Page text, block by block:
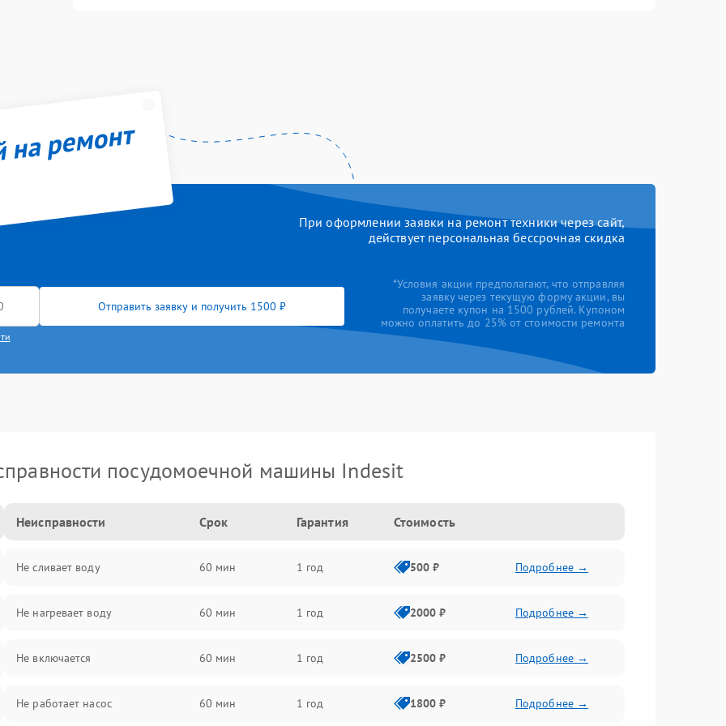
ремонт
При оформлении заявки на ремонт техники через сайт,
действует персональная бессрочная скидка
Отправить заявку и получить 1500 ₽
*Условия акции предполагают, что отправляя
заявку через текущую форму акции, вы
получаете купон на 1500 рублей. Купоном
можно оплатить до 25% от стоимости ремонта
посудомоечной машины Indesit
Неисправности Срок Гарантия Стоимость
Не сливает воду 60 мин 1 год 500 ₽ Подробнее →
Не нагревает воду 60 мин 1 год 2000 ₽ Подробнее →
Не включается 60 мин 1 год 2500 ₽ Подробнее →
Не работает насос 60 мин 1 год 1800 ₽ Подробнее →